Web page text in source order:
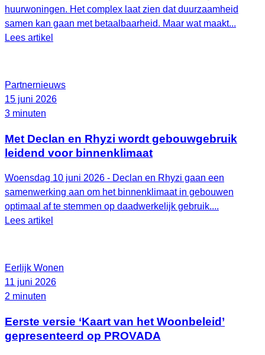
huurwoningen. Het complex laat zien dat duurzaamheid
samen kan gaan met betaalbaarheid. Maar wat maakt...
Lees artikel
Partnernieuws
15 juni 2026
3 minuten
Met Declan en Rhyzi wordt gebouwgebruik
leidend voor binnenklimaat
Woensdag 10 juni 2026 - Declan en Rhyzi gaan een
samenwerking aan om het binnenklimaat in gebouwen
optimaal af te stemmen op daadwerkelijk gebruik....
Lees artikel
Eerlijk Wonen
11 juni 2026
2 minuten
Eerste versie ‘Kaart van het Woonbeleid’
gepresenteerd op PROVADA